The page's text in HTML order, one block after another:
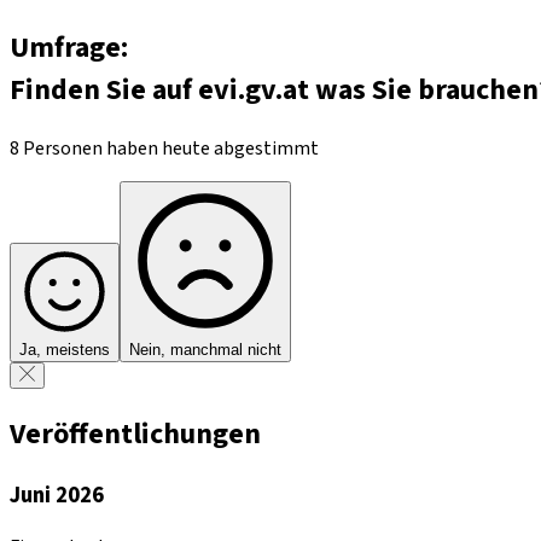
Umfrage:
Finden Sie auf evi.gv.at was Sie
8 Personen haben heute abgestimmt
Ja, meistens Nein, manchmal nicht
Veröffentlichungen
Juni 2026